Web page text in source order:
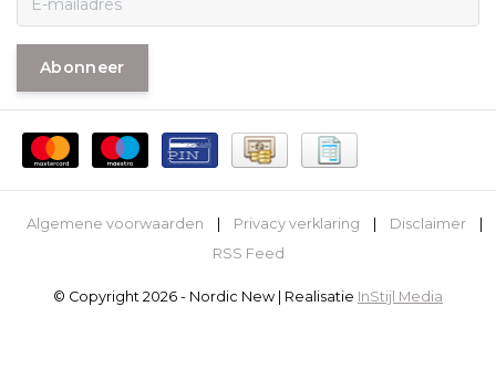
Abonneer
Algemene voorwaarden Privacy verklaring Disclaimer
RSS Feed
© Copyright 2026 - Nordic New | Realisatie InStijl Media